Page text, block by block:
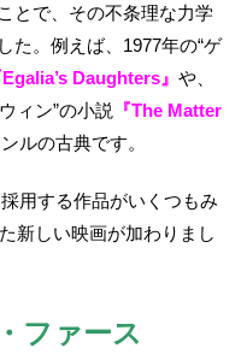
とで、その不条理な力学
た。例えば、1977年の“ゲ
Egalia’s Daughters』 や、
ィン”の小説
『The Matter
ルの古典です。
用する作品がいくつもみ
新しい映画が加わりまし
ファース